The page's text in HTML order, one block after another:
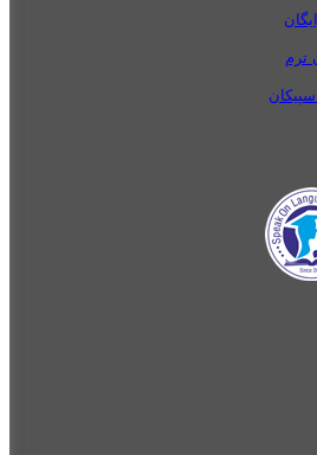
ترم